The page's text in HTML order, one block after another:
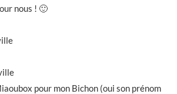
nous ! 🙂
pour mon Bichon (oui son prénom